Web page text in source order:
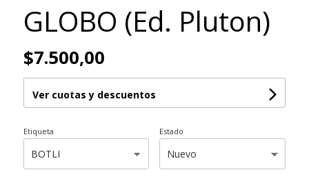
GLOBO (Ed. Pluton)
$7.500,00
Ver cuotas y descuentos
Etiqueta Estado